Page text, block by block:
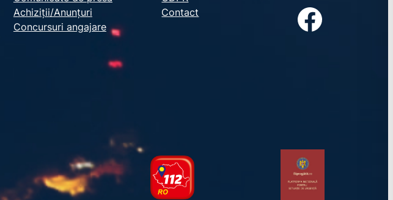
r
c
Achiziții/Anunțuri
Concursuri angajare
Contact
Facebook